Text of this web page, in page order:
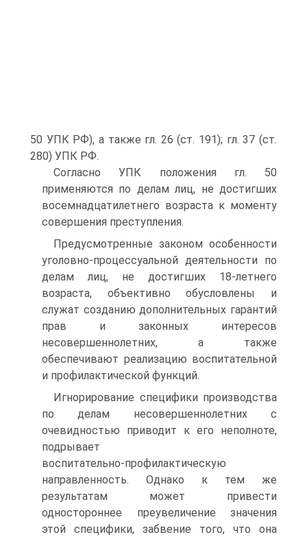
50 УПК РФ), а также гл. 26 (ст. 191); гл. 37 (ст.
280) УПК РФ.
Согласно УПК положения гл. 50
применяются по делам лиц, не достигших
восемнадцатилетнего возраста к моменту
совершения преступления.
Предусмотренные законом особенности
уголовно‑процессуальной деятельности по
делам лиц, не достигших 18‑летнего
возраста, объективно обусловлены и
служат созданию дополнительных гарантий
прав и законных интересов
несовершеннолетних, а также
обеспечивают реализацию воспитательной
и профилактической функций.
Игнорирование специфики производства
по делам несовершеннолетних с
очевидностью приводит к его неполноте,
подрывает
воспитательно‑профилактическую
направленность. Однако к тем же
результатам может привести
одностороннее преувеличение значения
этой специфики, забвение того, что она